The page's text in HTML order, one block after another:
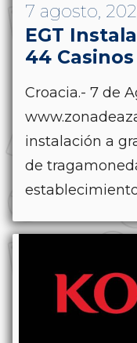
7 agosto,
EGT
44
Croacia.- 7 de
instalación a
de